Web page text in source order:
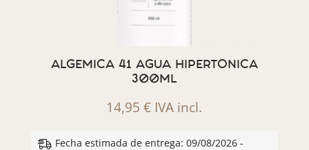
ALGEMICA 41 AGUA HIPERTONICA
300ML
14,95€ IVA incl.
Fecha estimada de entrega: 09/08/2026 -